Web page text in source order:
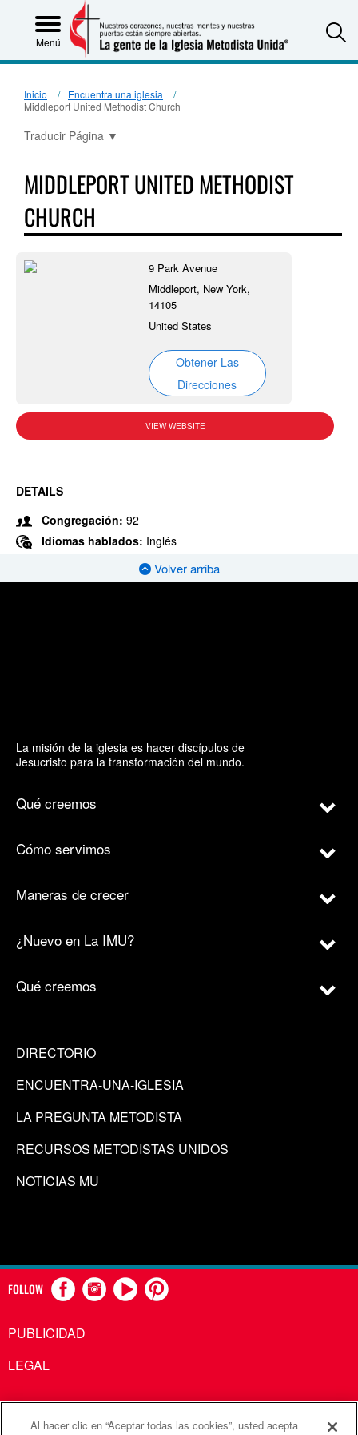
Menú
Inicio
Encuentra una iglesia
Middleport United Methodist Church
Traducir Página ▼
MIDDLEPORT UNITED METHODIST
CHURCH
9 Park Avenue
Middleport, New York,
14105
United States
Obtener Las
Direcciones
VIEW WEBSITE
DETAILS
Congregación: 92
Idiomas hablados: Inglés
Volver arriba
La misión de la iglesia es hacer discípulos de
Jesucristo para la transformación del mundo.
Qué creemos
Cómo servimos
Maneras de crecer
¿Nuevo en La IMU?
Qué creemos
DIRECTORIO
ENCUENTRA-UNA-IGLESIA
LA PREGUNTA METODISTA
RECURSOS METODISTAS UNIDOS
NOTICIAS MU
FOLLOW
PUBLICIDAD
LEGAL
Al hacer clic en “Aceptar todas las cookies”, usted acepta